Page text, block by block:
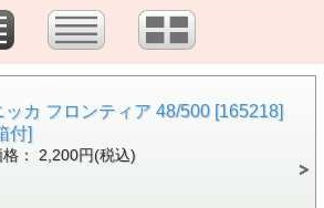
ッカ フロンティア 48/500 [165218]
付]
格： 2,200円(税込)